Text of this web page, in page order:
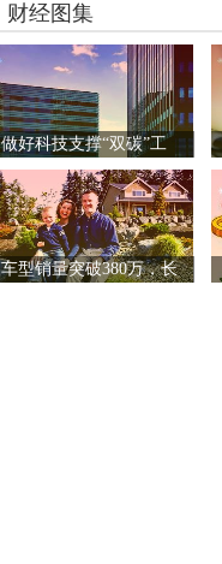
财经图集
做好科技支撑“双碳”工
作
车型销量突破380万，长